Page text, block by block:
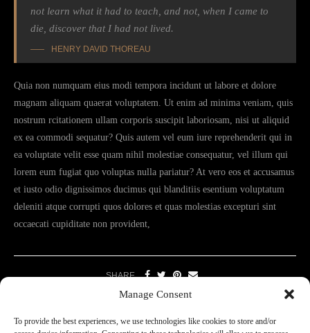
Manage Consent
To provide the best experiences, we use technologies like cookies to store and/or
not learn what it had to teach, and not, when I came to
die, discover that I had not lived.
HENRY DAVID THOREAU
Quia non numquam eius modi tempora incidunt ut labore et dolore
magnam aliquam quaerat voluptatem. Ut enim ad minima veniam, quis
nostrum rcitationem ullam corporis suscipit laboriosam, nisi ut aliquid
ex ea commodi sequatur? Quis autem vel eum iure reprehenderit qui in
ea voluptate velit esse quam nihil molestiae consequatur, vel illum qui
lorem eum fugiat quo voluptas nulla pariatur? At vero eos et accusamus
et iusto odio dignissimos ducimus qui blanditiis esentium voluptatum
deleniti atque corrupti quos dolores et quas molestias excepturi sint
occaecati cupiditate non provident,
SHARE